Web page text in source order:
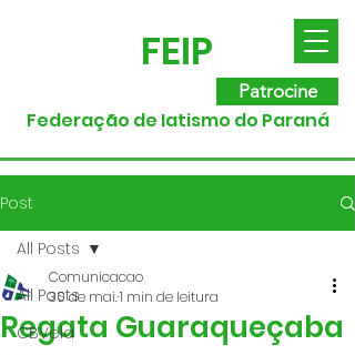
FEIP
Patrocine
Federação de Iatismo do Paraná
Post
All Posts
CBVela
All Posts
Regata Guaraqueçaba
Comunicacao
30 de mai.1 min de leitura